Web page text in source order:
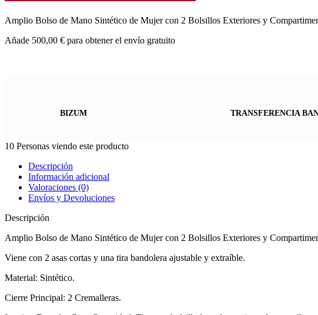
Amplio Bolso de Mano Sintético de Mujer con 2 Bolsillos Exteriores y
Añade 500,00 € para obtener el envío gratuito
BIZUM TRANSFERENCIA
10 Personas viendo este producto
Descripción
Información adicional
Valoraciones (0)
Envíos y Devoluciones
Descripción
Amplio Bolso de Mano Sintético de Mujer con 2 Bolsillos Exteriores y
Viene con 2 asas cortas y una tira bandolera ajustable y extraíble.
Material: Sintético.
Cierre Principal: 2 Cremalleras.